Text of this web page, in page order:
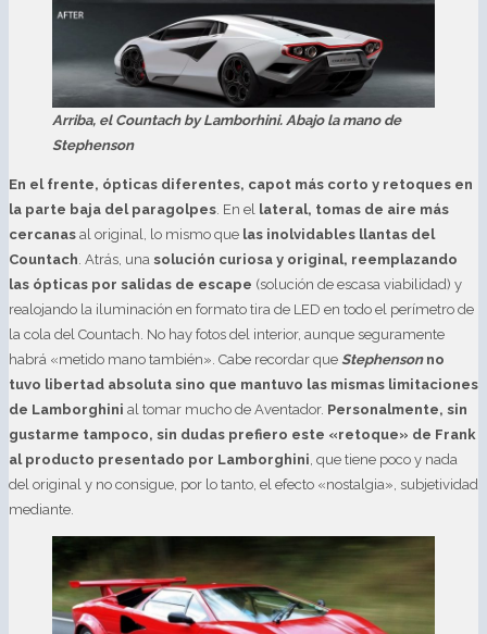
Arriba, el Countach by Lamborhini. Abajo la mano de
Stephenson
En el frente, ópticas diferentes, capot más corto y retoques en
la parte baja del paragolpes . En el lateral, tomas de aire más
cercanas al original, lo mismo que las inolvidables llantas del
Countach . Atrás, una solución curiosa y original, reemplazando
las ópticas por salidas de escape (solución de escasa viabilidad) y
realojando la iluminación en formato tira de LED en todo el perímetro de
la cola del Countach. No hay fotos del interior, aunque seguramente
habrá «metido mano también». Cabe recordar que Stephensonno
tuvo libertad absoluta sino que mantuvo las mismas limitaciones
de Lamborghini al tomar mucho de Aventador. Personalmente, sin
gustarme tampoco, sin dudas prefiero este «retoque» de Frank
al producto presentado por Lamborghini , que tiene poco y nada
del original y no consigue, por lo tanto, el efecto «nostalgia», subjetividad
mediante.